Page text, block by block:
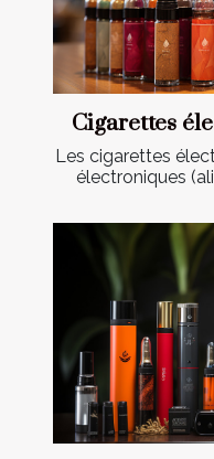
Cigarettes
Les cigarettes
électroniques